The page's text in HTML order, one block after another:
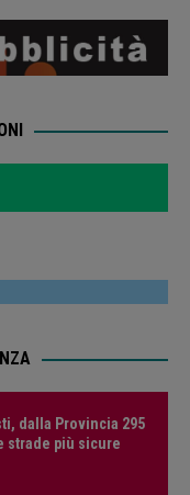
dalla Provincia 295
strade più sicure